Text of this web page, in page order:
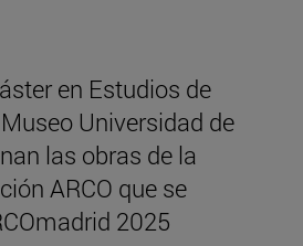
en Estudios de
Universidad de
las obras de la
ARCO que se
2025